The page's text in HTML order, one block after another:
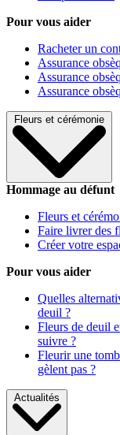
Pour vous aider
Racheter un
Assurance
Assurance
Assurance
Fleurs et cérémonie
Hommage au défunt
Fleurs et
Faire livrer des
Créer votre
Pour vous aider
Quelles
deuil ?
Fleurs de deuil
suivre ?
Fleurir une
gèlent pas ?
Actualités